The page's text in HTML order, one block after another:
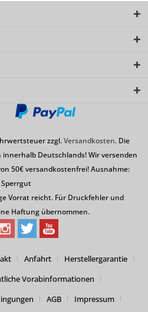
zzgl.Versandkosten. Die
Deutschlands! Wir versenden
50€ versandkostenfrei! Ausnahme:
Sperrgut
Vorrat reicht. Für Druckfehler und
Haftung übernommen.
Anfahrt
Herstellergarantie
Vorabinformationen
AGB Impressum